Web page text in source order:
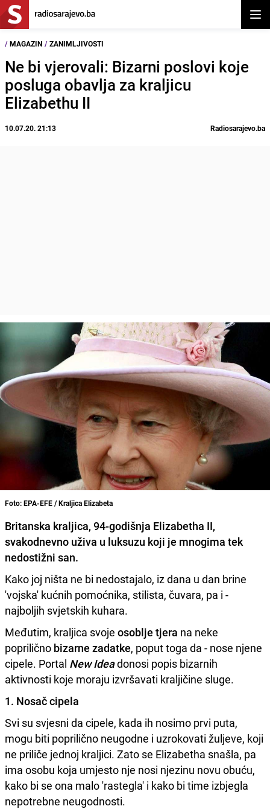
/ MAGAZIN / ZANIMLJIVOSTI
Ne bi vjerovali: Bizarni poslovi koje
posluga obavlja za kraljicu
Elizabethu II
10.07.20. 21:13 Radiosarajevo.ba
Foto: EPA-EFE / Kraljica Elizabeta
Britanska kraljica, 94-godišnja Elizabetha II,
svakodnevno uživa u luksuzu koji je mnogima tek
nedostižni san.
Kako joj ništa ne bi nedostajalo, iz dana u dan brine
'vojska' kućnih pomoćnika, stilista, čuvara, pa i -
najboljih svjetskih kuhara.
Međutim, kraljica svoje osoblje tjera na neke
poprilično bizarne zadatke, poput toga da - nose njene
cipele. Portal New Ideadonosi popis bizarnih
aktivnosti koje moraju izvršavati kraljičine sluge.
1. Nosač cipela
Svi su svjesni da cipele, kada ih nosimo prvi puta,
mogu biti poprilično neugodne i uzrokovati žuljeve, koji
ne priliče jednoj kraljici. Zato se Elizabetha snašla, pa
ima osobu koja umjesto nje nosi njezinu novu obuću,
kako bi se ona malo 'rastegla' i kako bi time izbjegla
nepotrebne neugodnosti.